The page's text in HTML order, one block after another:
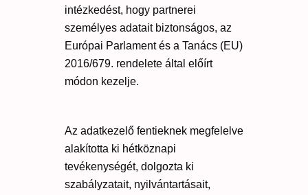
intézkedést, hogy partnerei
személyes adatait biztonságos, az
Európai Parlament és a Tanács (EU)
2016/679. rendelete által előírt
módon kezelje.
Az adatkezelő fentieknek megfelelve
alakította ki hétköznapi
tevékenységét, dolgozta ki
szabályzatait, nyilvántartásait,